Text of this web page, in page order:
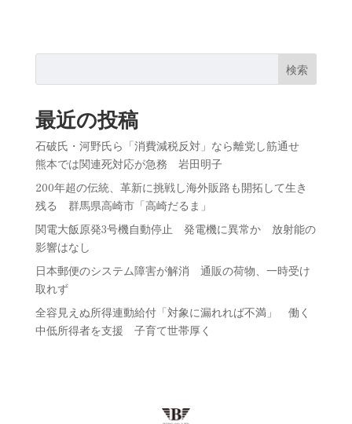
検索
最近の投稿
石破氏・河野氏ら「消費減税反対」なら離党し筋通せ
熊本では関連死対応が急務 岩田明子
200年超の伝統、革新に挑戦し海外販路も開拓して生き
残る 群馬県高崎市「高崎だるま」
関電大飯原発3号機自動停止 発電機に異常か 放射能の
影響はなし
日本郵便のシステム障害が解消 通販の荷物、一時受け
取れず
全容見えぬ所得連動給付「対象に漏れれば不満」 働く
中低所得者を支援 子育て世帯厚く